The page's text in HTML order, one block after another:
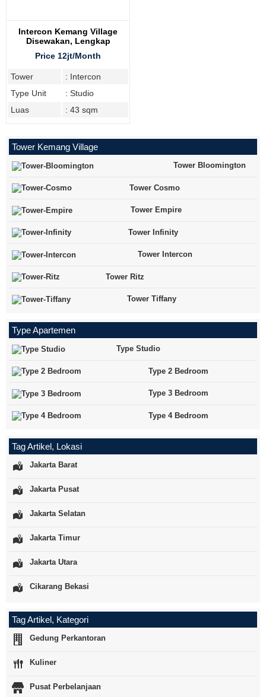
Intercon Kemang Village
Disewakan, Lengkap
Price 12jt/Month
Tower
: Intercon
Type Unit
: Studio
Luas
: 43 sqm
Tower Kemang Village
Tower Bloomington
Tower Cosmo
Tower Empire
Tower Infinity
Tower Intercon
Tower Ritz
Tower Tiffany
Type Apartemen
Type Studio
Type 2 Bedroom
Type 3 Bedroom
Type 4 Bedroom
Tag Artikel, Lokasi
Jakarta Barat
Jakarta Pusat
Jakarta Selatan
Jakarta Timur
Jakarta Utara
Cikarang Bekasi
Tag Artikel, Kategori
Gedung Perkantoran
Kuliner
Pusat Perbelanjaan